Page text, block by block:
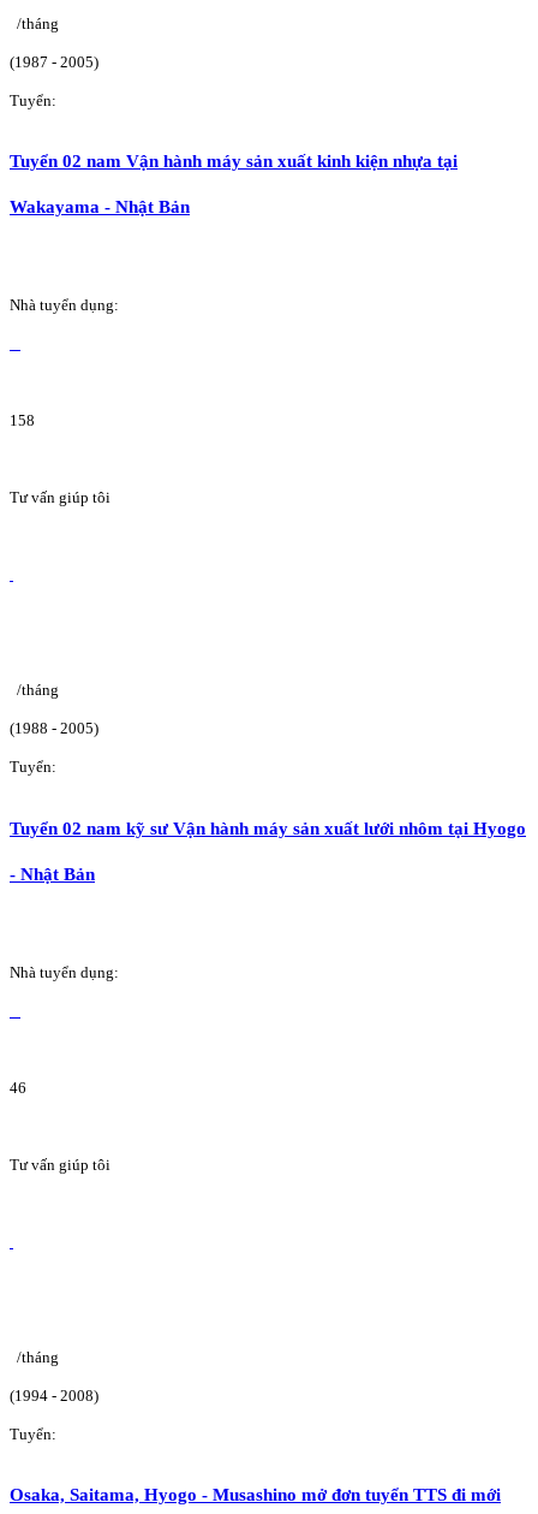
/tháng
(1987 - 2005)
Tuyển:
Tuyển 02 nam Vận hành máy sản xuất kinh kiện nhựa tại
Wakayama - Nhật Bản
Nhà tuyển dụng:
158
Tư vấn giúp tôi
/tháng
(1988 - 2005)
Tuyển:
Tuyển 02 nam kỹ sư Vận hành máy sản xuất lưới nhôm tại Hyogo
- Nhật Bản
Nhà tuyển dụng:
46
Tư vấn giúp tôi
/tháng
(1994 - 2008)
Tuyển:
Osaka, Saitama, Hyogo - Musashino mở đơn tuyển TTS đi mới